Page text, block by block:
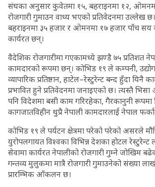
संघका अनुसार कुवेतमा १५, बहराइनमा १२,
रोजगारी गुमाउन वाध्य भएको प्रतिवेदनमा उल्लेख
बहराइनमा ३५ हजार र ओमनमा १७ हजार पाँच सय
कार्यरत छन्।
वैदेशिक रोजगारीमा गएकामध्ये झण्डै ७५ प्रतिशत
कामदारको रूपमा छन्। कोभिड १९ ले कम्पनी,
व्यापारिक प्रतिष्ठान, हाटेल–रेस्टुरेन्ट बन्द हुँदा यिनै
प्रभावित हुने प्रतिवेदनमा जनाइएको छ। त्यस्तै
पनि विदेशमा बसी काम गरिरहेका, गैरकानुनी
कागजातविहीन थुप्रै नेपाली कामदारलाई नेपाल
कोभिड १९ ले पर्यटन क्षेत्रमा परेको परेको असरले
युरोपलगायत विश्वका विभिन्न देशका होटल
सेवामा कार्यरत नेपालीको रोजगारी गुम्ने जोखिम
गन्तव्य मुलुकमा मात्रै रोजगारी गुमाउनेको संख्या
प्रारम्भिक आँकलन छ।